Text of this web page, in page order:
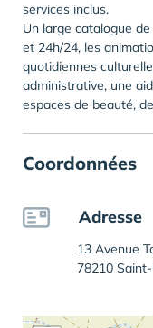
services inclus.
Un large catalogue
et 24h/24, les
quotidiennes
administrative, une
espaces de beauté,
Coordonnées
Adresse
13 Avenue
78210